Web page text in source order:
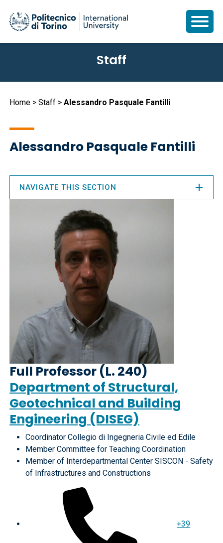
content
Staff
Breadcrumb
Home Staff Alessandro Pasquale Fantilli
Alessandro Pasquale Fantilli
Full Professor (L. 240)
Department of Structural,
Geotechnical and Building
Engineering (DISEG)
Coordinator Collegio di Ingegneria Civile ed Edile
Member Committee for Teaching Coordination
Member of Interdepartmental Center SISCON - Safety
of Infrastructures and Constructions
+39
NAVIGATE THIS SECTION